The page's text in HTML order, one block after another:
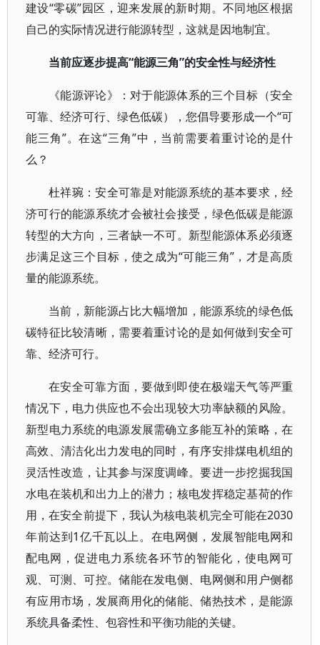
建设“零碳”园区，迎来发展的新时期。不同地区根据
自己的实际情况进行能源转型，这就是因地制宜。
当前应逐步提高“能源三角”的安全性与经济性
《能源评论》：对于能源体系的三个目标（安全
可靠、经济可行、绿色低碳），您倡导要形成一个“可
能三角”。在这“三角”中，当前需要着重讨论的是什
么？
杜祥琬：安全可靠是对能源系统的基本要求，经
济可行的能源系统才会被社会接受，绿色低碳是能源
转型的大方向，三者缺一不可。新型能源体系必须逐
步满足这三个目标，使之成为“可能三角”，才是高质
量的能源系统。
当前，新能源占比大幅增加，能源系统的绿色低
碳特征比较清晰，需要着重讨论的是如何做到安全可
靠、经济可行。
在安全可靠方面，要做到即使在极端天气等严重
情况下，电力供应也不会出现较大功率缺额的风险。
新型电力系统的电源发展需确立多能互补的策略，在
高效、清洁化出力发电的同时，有序安排煤电机组的
灵活性改造，让其参与深度调峰。要进一步挖掘我国
水电在装机和出力上的潜力；核电发挥稳定基荷的作
用，在安全前提下，我认为核电装机完全可能在2030
年前达到1亿千瓦以上。在电网侧，发展智能电网和
配电网，促进电力系统各环节的智能化，使电网可
观、可测、可控。储能在发电侧、电网侧和用户侧都
有应用市场，发展商用化的储能、储热技术，是能源
系统具备柔性、包容性和平衡功能的关键。